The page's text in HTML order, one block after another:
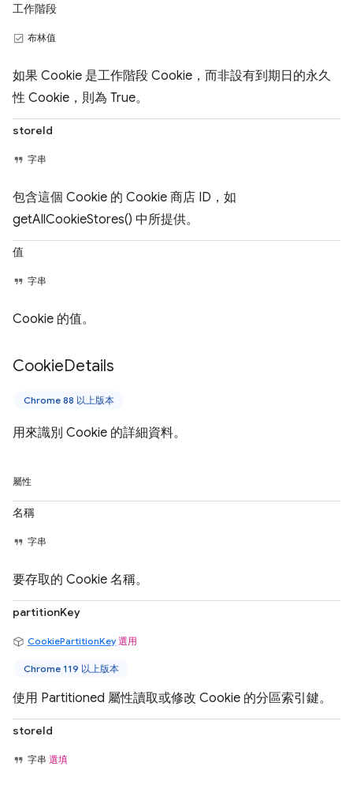
工作階段
布林值
如果 Cookie 是工作階段 Cookie，而非設有到期日的永久
性 Cookie，則為 True。
storeId
字串
包含這個 Cookie 的 Cookie 商店 ID，如
getAllCookieStores() 中所提供。
值
字串
Cookie 的值。
CookieDetails
Chrome 88 以上版本
用來識別 Cookie 的詳細資料。
屬性
名稱
字串
要存取的 Cookie 名稱。
partitionKey
CookiePartitionKey 選用
Chrome 119 以上版本
使用 Partitioned 屬性讀取或修改 Cookie 的分區索引鍵。
storeId
字串 選填